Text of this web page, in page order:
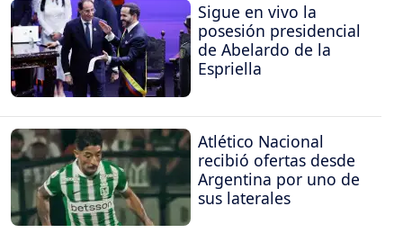
Sigue en vivo la
posesión presidencial
de Abelardo de la
Espriella
Atlético Nacional
recibió ofertas desde
Argentina por uno de
sus laterales